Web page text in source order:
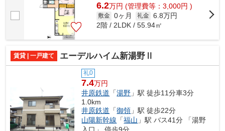
6.2万円 (管理費等：3,000円 )
敷金 0ヶ月 礼金 6.8万円
2階 / 2LDK / 55.94㎡
賃貸 | 一戸建て エーデルハイム新湯野Ⅱ
礼0
7.4万円
井原鉄道 「湯野 」駅 徒歩11分車3分
1.0km
井原鉄道 「御領 」駅 徒歩22分
山陽新幹線 「福山 」駅 バス41分 「湯野